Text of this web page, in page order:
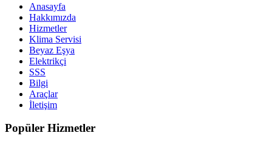
Anasayfa
Hakkımızda
Hizmetler
Klima Servisi
Beyaz Eşya
Elektrikçi
SSS
Bilgi
Araçlar
İletişim
Popüler Hizmetler